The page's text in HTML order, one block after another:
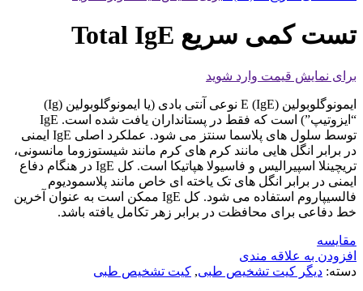
تست کمی سریع Total IgE
برای نمایش قیمت وارد شوید
ایمونوگلوبولین E (IgE) نوعی آنتی بادی (یا ایمونوگلوبولین (Ig)
“ایزوتیپ”) است که فقط در پستانداران یافت شده است. IgE
توسط سلول های پلاسما سنتز می شود. عملکرد اصلی IgE ایمنی
در برابر انگل هایی مانند کرم های کرم مانند شیستوزوما مانسونی،
تریچینلا اسپیرالیس و فاسیولا هپاتیکا است. کل IgE در هنگام دفاع
ایمنی در برابر انگل های تک یاخته ای خاص مانند پلاسمودیوم
فالسیپاروم استفاده می شود. کل IgE ممکن است به عنوان آخرین
خط دفاعی برای محافظت در برابر زهر تکامل یافته باشد.
مقايسه
افزودن به علاقه مندی
دسته: دیگر کیت تشخیص طبی, کیت تشخیص طبی